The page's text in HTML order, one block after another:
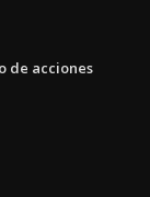
de acciones